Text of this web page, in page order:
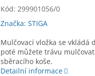
Kód: 299901056/0
Značka: STIGA
Mulčovací vložka se vkládá
poté můžete trávu
sběracího koše.
Detailní informace